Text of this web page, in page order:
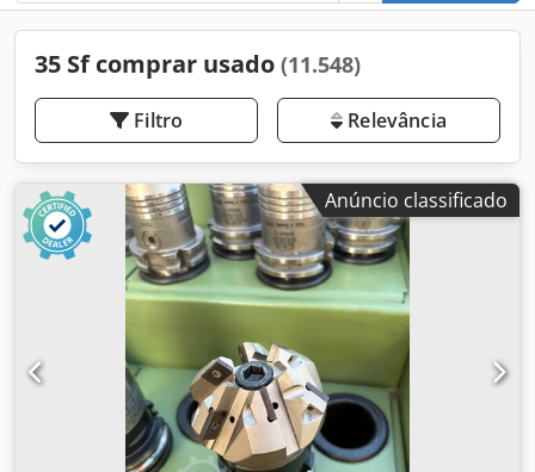
35 Sf comprar usado (11.548)
Filtro Relevância
Anúncio classificado